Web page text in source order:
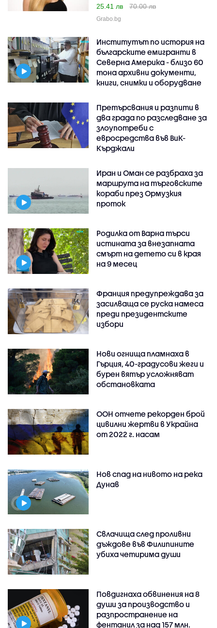
25.41 лв 70.00 лв
Grabo.bg
Институтът по история на
българските емигранти в
Северна Америка - близо 60
тона архивни документи,
книги, снимки и оборудване
Претърсвания и разпити в
два града по разследване за
злоупотреби с
евросредства във ВиК-
Кърджали
Иран и Оман се разбраха за
маршрута на търговските
кораби през Ормузкия
проток
Родилка от Варна търси
истината за внезапната
смърт на детето си в края
на 9 месец
Франция предупреждава за
засилваща се руска намеса
преди президентските
избори
Нови огнища пламнаха в
Гърция, 40-градусови жеги и
бурен вятър усложняват
обстановката
ООН отчете рекорден брой
цивилни жертви в Украйна
от 2022 г. насам
Нов спад на нивото на река
Дунав
Свлачища след проливни
дъждове във Филипините
убиха четирима души
Повдигнаха обвинения на 8
души за производство и
разпространение на
фентанил за над 157 млн.